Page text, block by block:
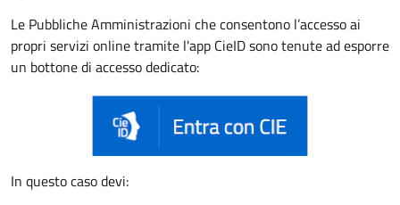
Le Pubbliche Amministrazioni che consentono l’accesso ai
propri servizi online tramite l'app CieID sono tenute ad esporre
un bottone di accesso dedicato:
In questo caso devi: